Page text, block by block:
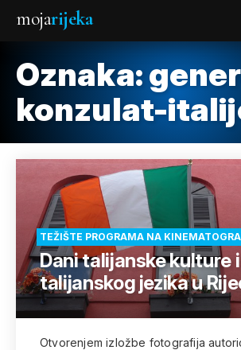
mojarijeka
Oznaka:
konzulat-
TEŽIŠTE PROGRAMA NA
Dani talijanske kulture i
talijanskog jezika u
Otvorenjem izložbe fotografija